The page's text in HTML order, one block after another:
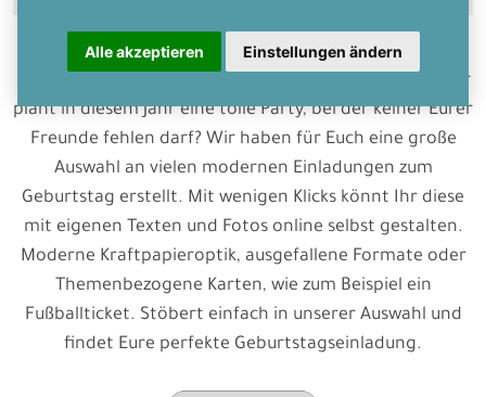
Alle akzeptieren Einstellungen ändern
Es ist nicht mehr lange bis zu Eurem Geburtstag und Ihr
plant in diesem Jahr eine tolle Party, bei der keiner Eurer
Freunde fehlen darf? Wir haben für Euch eine große
Auswahl an vielen modernen Einladungen zum
Geburtstag erstellt. Mit wenigen Klicks könnt Ihr diese
mit eigenen Texten und Fotos online selbst gestalten.
Moderne Kraftpapieroptik, ausgefallene Formate oder
Themenbezogene Karten, wie zum Beispiel ein
Fußballticket. Stöbert einfach in unserer Auswahl und
findet Eure perfekte Geburtstagseinladung.